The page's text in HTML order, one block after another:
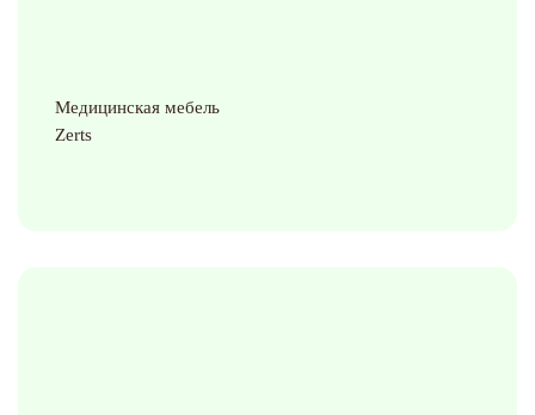
Медицинская мебель
Zerts